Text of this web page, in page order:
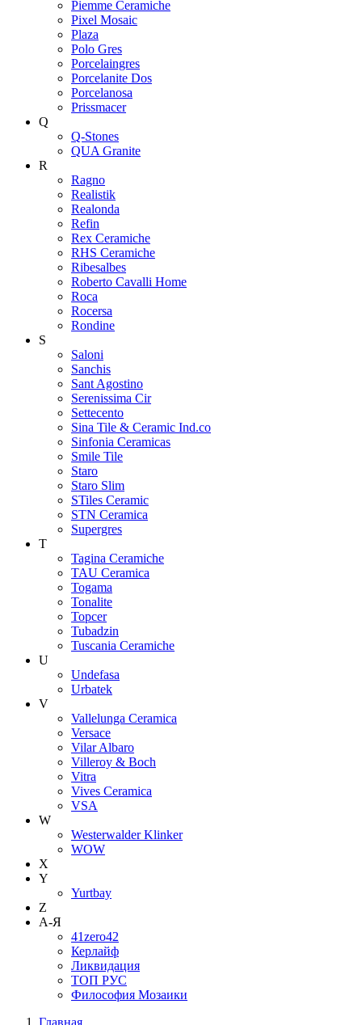
Piemme Ceramiche
Pixel Mosaic
Plaza
Polo Gres
Porcelaingres
Porcelanite Dos
Porcelanosa
Prissmacer
Q
Q-Stones
QUA Granite
R
Ragno
Realistik
Realonda
Refin
Rex Ceramiche
RHS Ceramiche
Ribesalbes
Roberto Cavalli Home
Roca
Rocersa
Rondine
S
Saloni
Sanchis
Sant Agostino
Serenissima Cir
Settecento
Sina Tile & Ceramic Ind.co
Sinfonia Ceramicas
Smile Tile
Staro
Staro Slim
STiles Ceramic
STN Ceramica
Supergres
T
Tagina Ceramiche
TAU Ceramica
Togama
Tonalite
Topcer
Tubadzin
Tuscania Ceramiche
U
Undefasa
Urbatek
V
Vallelunga Ceramica
Versace
Vilar Albaro
Villeroy & Boch
Vitra
Vives Ceramica
VSA
W
Westerwalder Klinker
WOW
X
Y
Yurtbay
Z
А-Я
41zero42
Керлайф
Ликвидация
ТОП РУС
Философия Мозаики
Главная